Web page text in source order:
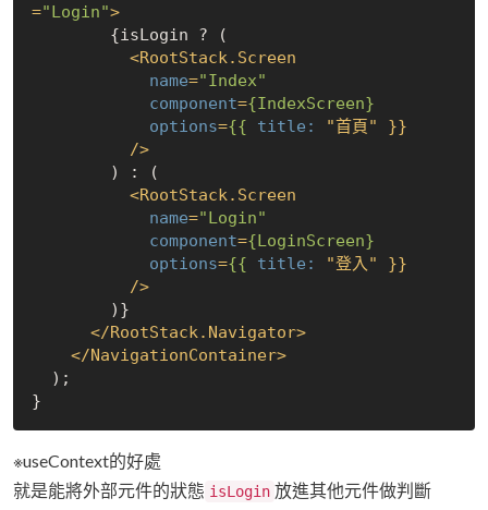
="Login">
<RootStack.Screen
name="Index"
component={IndexScreen}
options={{ title:
"首頁" }}
          />
<RootStack.Screen
name="Login"
component={LoginScreen}
options={{ title:
"登入" }}
          />
</RootStack.Navigator>
</NavigationContainer>
※useContext的好處
就是能將外部元件的狀態 isLogin 放進其他元件做判斷